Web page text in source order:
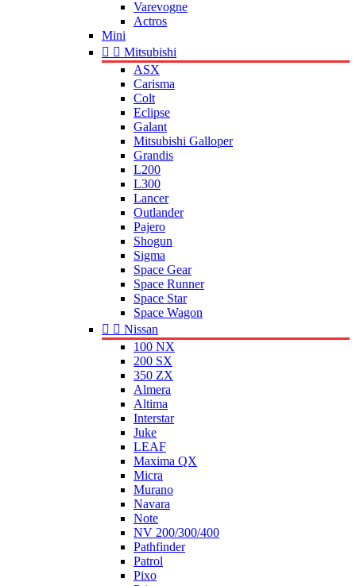
Varevogne
Actros
Mini
  Mitsubishi
ASX
Carisma
Colt
Eclipse
Galant
Mitsubishi Galloper
Grandis
L200
L300
Lancer
Outlander
Pajero
Shogun
Sigma
Space Gear
Space Runner
Space Star
Space Wagon
  Nissan
100 NX
200 SX
350 ZX
Almera
Altima
Interstar
Juke
LEAF
Maxima QX
Micra
Murano
Navara
Note
NV 200/300/400
Pathfinder
Patrol
Pixo